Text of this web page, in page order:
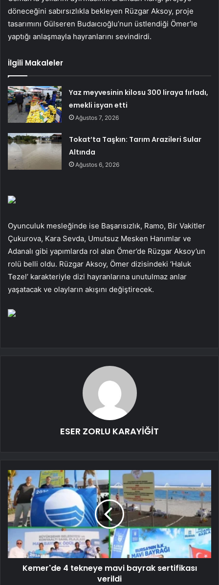
döneceğini sabırsızlıkla bekleyen Rüzgar Aksoy, proje
tasarımını Gülseren Budaıcıoğlu’nun üstlendiği Ömer’le
yaptığı anlaşmayla hayranlarını sevindirdi.
İlgili Makaleler
Yaz meyvesinin kilosu 300 liraya fırladı,
emekli isyan etti
Ağustos 7, 2026
Tokat’ta Taşkın: Tarım Arazileri Sular
Altında
Ağustos 6, 2026
Oyunculuk mesleğinde ise Başarısızlık, Ramo, Bir Vakitler
Çukurova, Kara Sevda, Umutsuz Mesken Hanımlar ve
Adanalı gibi yapımlarda rol alan Ömer’de Rüzgar Aksoy’un
rolü belli oldu. Rüzgar Aksoy, Ömer dizisindeki ‘Haluk
Tezel’ karakteriyle dizi hayranlarına unutulmaz anlar
yaşatacak ve olayların akışını değiştirecek.
ESER ZORLU KARAYİĞİT
Kemer'de 4 tekneye mavi bayrak sertifikası
verildi